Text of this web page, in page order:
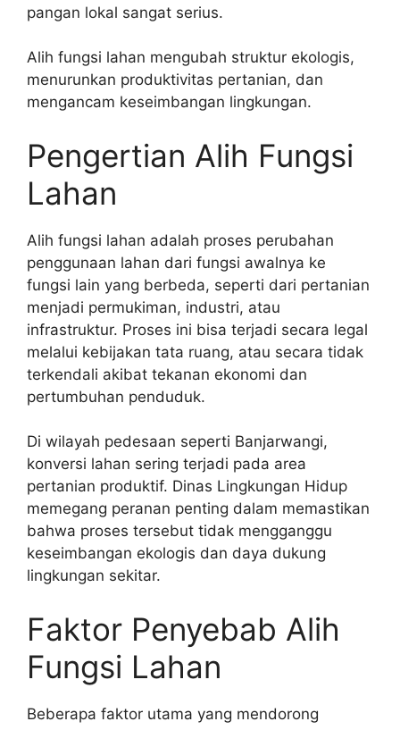
pangan lokal sangat serius.
Alih fungsi lahan mengubah struktur ekologis,
menurunkan produktivitas pertanian, dan
mengancam keseimbangan lingkungan.
Pengertian Alih Fungsi
Lahan
Alih fungsi lahan adalah proses perubahan
penggunaan lahan dari fungsi awalnya ke
fungsi lain yang berbeda, seperti dari pertanian
menjadi permukiman, industri, atau
infrastruktur. Proses ini bisa terjadi secara legal
melalui kebijakan tata ruang, atau secara tidak
terkendali akibat tekanan ekonomi dan
pertumbuhan penduduk.
Di wilayah pedesaan seperti Banjarwangi,
konversi lahan sering terjadi pada area
pertanian produktif. Dinas Lingkungan Hidup
memegang peranan penting dalam memastikan
bahwa proses tersebut tidak mengganggu
keseimbangan ekologis dan daya dukung
lingkungan sekitar.
Faktor Penyebab Alih
Fungsi Lahan
Beberapa faktor utama yang mendorong